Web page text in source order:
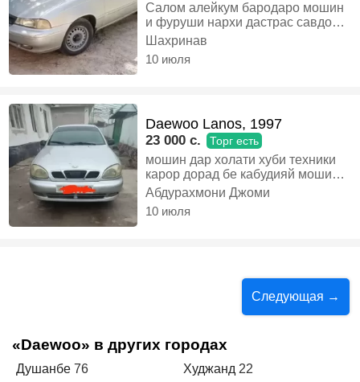
Салом алейкум бародаро мошин
и фуруши нархи дастрас савдо
дар назди мошин матор коробка
хамаша нав кадаги шумкават
гупкават кадаги я документ мекни
Шахринав
10 июля
Daewoo Lanos, 1997
23 000 c. Торг есть
мошин дар холати хуби техники
карор дорад бе кабудияй мошин
утилизация дора хучати солонаш
буд шидагияй, Газ-бензин,
Механика, Седан
Абдурахмони Джоми
10 июля
Следующая →
«Daewoo» в других городах
Душанбе 76 Худжанд 22